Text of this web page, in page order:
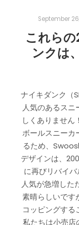
September
これら
ンクは
ナイキダンク（
人気のあるスニ
しくありません
ボールスニーカ
るため、
デザインは、
に再びリバイ
人気が急増した
素晴らしいです
コッピングする
私たちは小売